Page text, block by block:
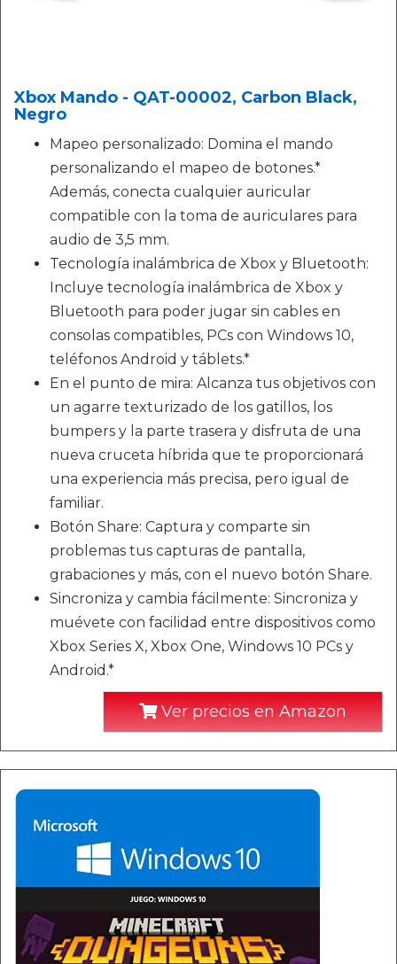
Xbox Mando - QAT-00002, Carbon Black,
Negro
Mapeo personalizado: Domina el mando
personalizando el mapeo de botones.*
Además, conecta cualquier auricular
compatible con la toma de auriculares para
audio de 3,5 mm.
Tecnología inalámbrica de Xbox y Bluetooth:
Incluye tecnología inalámbrica de Xbox y
Bluetooth para poder jugar sin cables en
consolas compatibles, PCs con Windows 10,
teléfonos Android y táblets.*
En el punto de mira: Alcanza tus objetivos con
un agarre texturizado de los gatillos, los
bumpers y la parte trasera y disfruta de una
nueva cruceta híbrida que te proporcionará
una experiencia más precisa, pero igual de
familiar.
Botón Share: Captura y comparte sin
problemas tus capturas de pantalla,
grabaciones y más, con el nuevo botón Share.
Sincroniza y cambia fácilmente: Sincroniza y
muévete con facilidad entre dispositivos como
Xbox Series X, Xbox One, Windows 10 PCs y
Android.*
Ver precios en Amazon